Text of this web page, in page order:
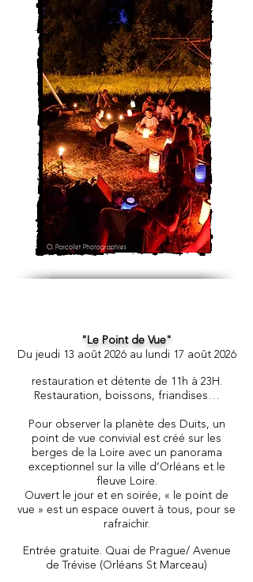
"Le Point de Vue"
Du jeudi 13 août 2026 au lundi 17 août 2026
restauration et détente de 11h à 23H.
Restauration, boissons, friandises…
Pour observer la planète des Duits, un
point de vue convivial est créé sur les
berges de la Loire avec un panorama
exceptionnel sur la ville d’Orléans et le
fleuve Loire.
Ouvert le jour et en soirée, « le point de
vue » est un espace ouvert à tous, pour se
rafraichir.
Entrée gratuite. Quai de Prague/ Avenue
de Trévise (Orléans St Marceau)